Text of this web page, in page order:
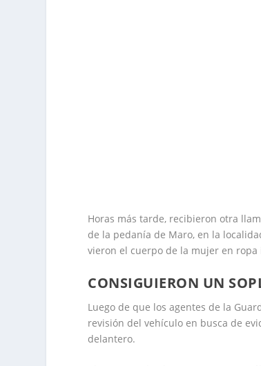
Horas más tarde, recibieron otra
de la pedanía de Maro, en la
vieron el cuerpo de la mujer en
CONSIGUIERON UN
Luego de que los agentes de la
revisión del vehículo en busca de
delantero.